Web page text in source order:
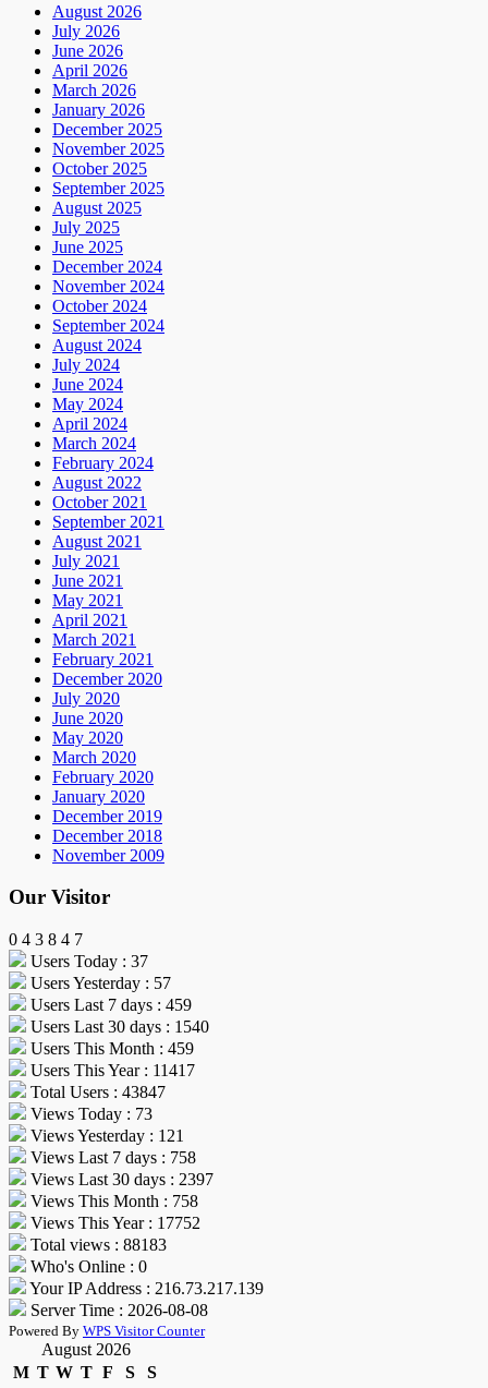
August 2026
July 2026
June 2026
April 2026
March 2026
January 2026
December 2025
November 2025
October 2025
September 2025
August 2025
July 2025
June 2025
December 2024
November 2024
October 2024
September 2024
August 2024
July 2024
June 2024
May 2024
April 2024
March 2024
February 2024
August 2022
October 2021
September 2021
August 2021
July 2021
June 2021
May 2021
April 2021
March 2021
February 2021
December 2020
July 2020
June 2020
May 2020
March 2020
February 2020
January 2020
December 2019
December 2018
November 2009
Our Visitor
0 4 3 8 4 7
Users Today : 37
Users Yesterday : 57
Users Last 7 days : 459
Users Last 30 days : 1540
Users This Month : 459
Users This Year : 11417
Total Users : 43847
Views Today : 73
Views Yesterday : 121
Views Last 7 days : 758
Views Last 30 days : 2397
Views This Month : 758
Views This Year : 17752
Total views : 88183
Who's Online : 0
Your IP Address : 216.73.217.139
Server Time : 2026-08-08
Powered By WPS Visitor Counter
August 2026
M T W T F S
S